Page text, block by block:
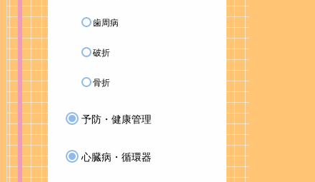
歯周病
破折
骨折
予防・健康管理
心臓病・循環器